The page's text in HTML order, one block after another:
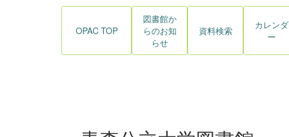
OPAC TOP
図書館か
らのお知
らせ
資料検索
カレンダ
ー